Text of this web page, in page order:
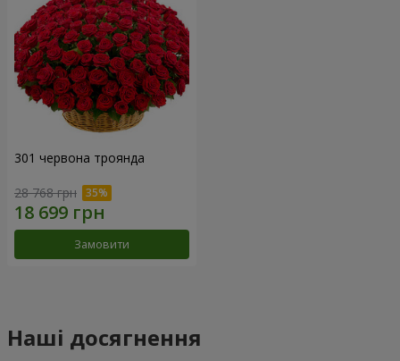
301 червона троянда
28 768 грн
Замовити
Наші досягнення